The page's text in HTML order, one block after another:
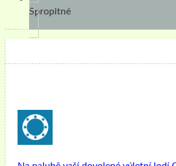
Spropitné